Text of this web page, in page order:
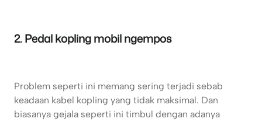
2. Pedal kopling mobil ngempos
Problem seperti ini memang sering terjadi sebab
keadaan kabel kopling yang tidak maksimal. Dan
biasanya gejala seperti ini timbul dengan adanya